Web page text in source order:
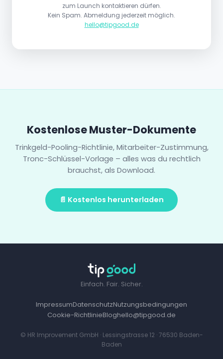
zum Launch kontaktieren dürfen.
Kein Spam. Abmeldung jederzeit möglich.
hello@tipgood.de
Kostenlose Muster-Dokumente
Trinkgeld-Pooling-Richtlinie, Mitarbeiter-Zustimmung,
Tronc-Schlüssel-Vorlage – alles was du rechtlich
brauchst, als Download.
📄 Kostenlos herunterladen
Einfach. Fair. Sicher.
ImpressumDatenschutzNutzungsbedingungen
Cookie-RichtlinieBloghello@tipgood.de
© HR Improvement GmbH · Lessingstrasse 12 · 76530 Baden-
Baden